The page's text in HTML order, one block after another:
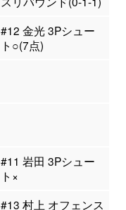
#12 金光 3Pシュー
ト○(7点)
#11 岩田 3Pシュー
ト×
#13 村上 オフェンス